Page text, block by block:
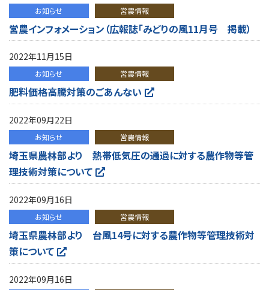
お知らせ 営農情報
営農インフォメーション（広報誌「みどりの風11月号 掲載）
2022年11月15日
お知らせ 営農情報
肥料価格高騰対策のごあんない
2022年09月22日
お知らせ 営農情報
埼玉県農林部より 熱帯低気圧の通過に対する農作物等管
理技術対策について
2022年09月16日
お知らせ 営農情報
埼玉県農林部より 台風14号に対する農作物等管理技術対
策について
2022年09月16日